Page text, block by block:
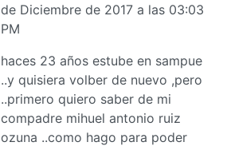
de Diciembre de 2017 a las 03:03
PM
haces 23 años estube en sampue
..y quisiera volber de nuevo ,pero
..primero quiero saber de mi
compadre mihuel antonio ruiz
ozuna ..como hago para poder